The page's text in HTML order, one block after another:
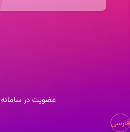
عضویت در سامانه
فارسی